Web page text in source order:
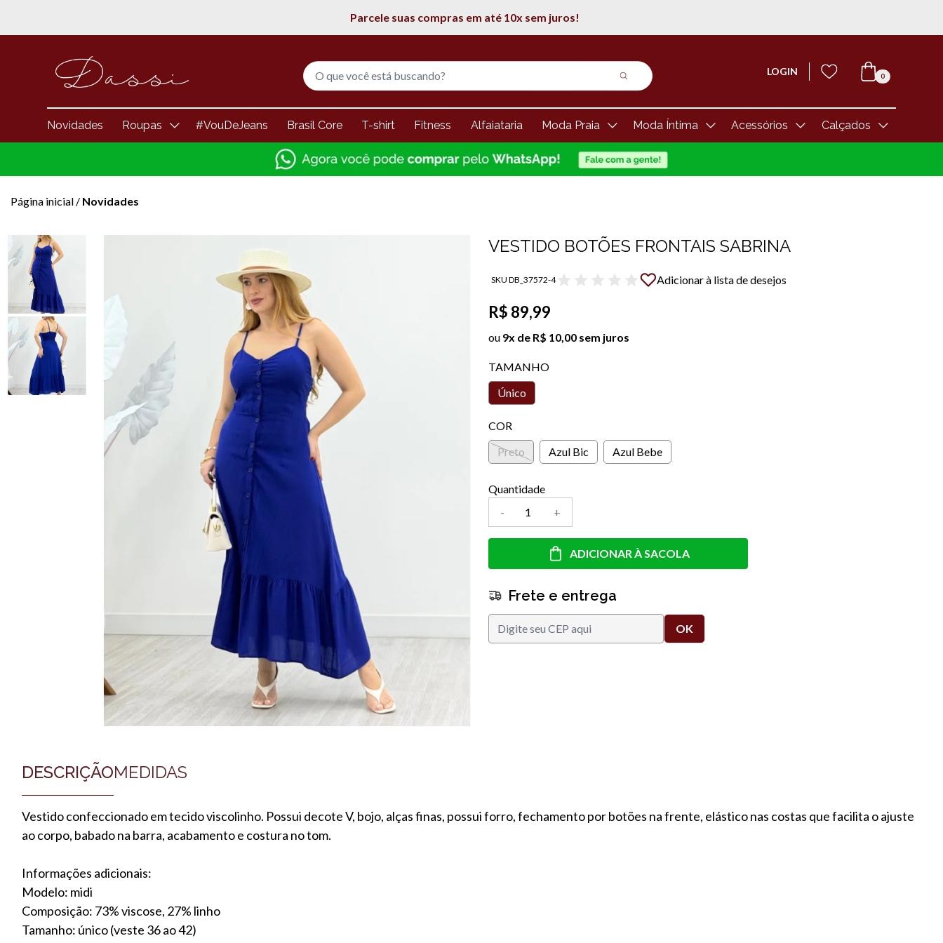
5% de desconto na 1° compra
LOGIN 0
Novidades Roupas #VouDeJeans Brasil Core T-shirt Fitness Alfaiataria Moda Praia Moda Íntima Acessórios Calçados
Página inicial / Novidades
VESTIDO BOTÕES FRONTAIS SABRINA
SKU DB_37572-4 Adicionar à lista de desejos
R$ 89,99
ou 9x de R$ 10,00 sem juros
TAMANHO
Único
COR
Preto
Azul Bic Azul Bebe
Quantidade
-
+
ADICIONAR À SACOLA
Frete e entrega
DESCRIÇÃOMEDIDAS
Vestido confeccionado em tecido viscolinho. Possui decote V, bojo, alças finas, possui forro, fechamento por botões na frente, elástico nas costas que facilita o ajuste
ao corpo, babado na barra, acabamento e costura no tom.
Informações adicionais:
Modelo: midi
Composição: 73% viscose, 27% linho
Tamanho: único (veste 36 ao 42)